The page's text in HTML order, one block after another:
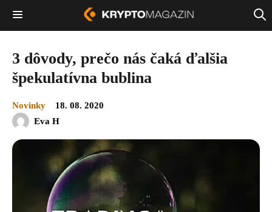
3 dôvody, prečo nás čaká ďalšia
špekulatívna bublina
Novinky
18. 08. 2020
Eva H